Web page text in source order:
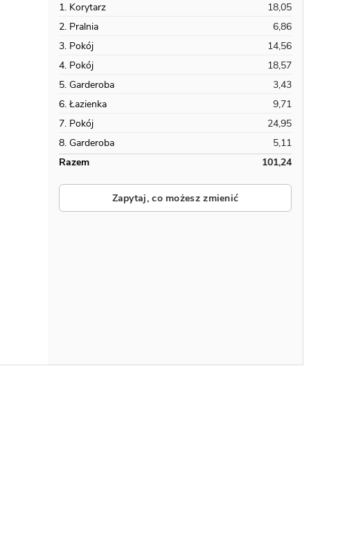
1. Korytarz
18,05
2. Pralnia
6,86
3. Pokój
14,56
4. Pokój
18,57
5. Garderoba
3,43
6. Łazienka
9,71
7. Pokój
24,95
8. Garderoba
5,11
Razem
101,24
Zapytaj, co możesz zmienić